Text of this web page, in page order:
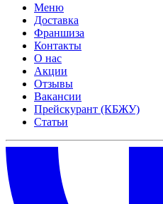
Меню
Доставка
Франшиза
Контакты
О нас
Акции
Отзывы
Вакансии
Прейскурант (КБЖУ)
Статьи